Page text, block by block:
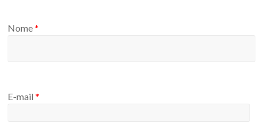
Nome*
E-mail*